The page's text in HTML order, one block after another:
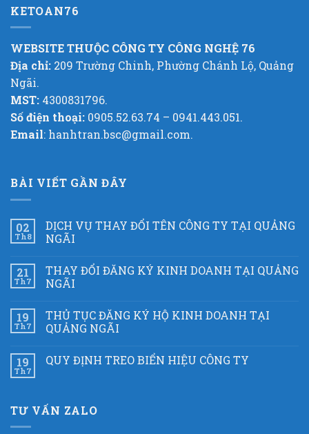
KETOAN76
WEBSITE THUỘC CÔNG TY CÔNG NGHỆ 76
Địa chỉ: 209 Trường Chinh, Phường Chánh Lộ, Quảng
Ngãi.
MST: 4300831796.
Số điện thoại: 0905.52.63.74 – 0941.443.051.
Email: hanhtran.bsc@gmail.com.
BÀI VIẾT GẦN ĐÂY
02
Th8
DỊCH VỤ THAY ĐỔI TÊN CÔNG TY TẠI QUẢNG
NGÃI
21
Th7
THAY ĐỔI ĐĂNG KÝ KINH DOANH TẠI QUẢNG
NGÃI
19
Th7
THỦ TỤC ĐĂNG KÝ HỘ KINH DOANH TẠI
QUẢNG NGÃI
19
Th7
QUY ĐỊNH TREO BIỂN HIỆU CÔNG TY
TƯ VẤN ZALO